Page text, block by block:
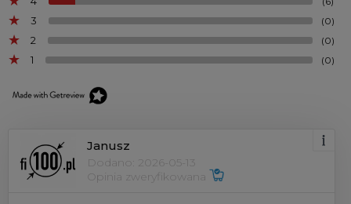
3 (0)
2 (0)
1 (0)
Janusz
Dodano: 2026-05-13
Opinia zweryfikowana